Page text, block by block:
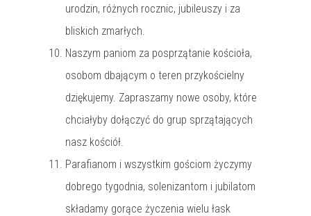
urodzin, różnych rocznic, jubileuszy i za
bliskich zmarłych.
Naszym paniom za posprzątanie kościoła,
osobom dbającym o teren przykościelny
dziękujemy. Zapraszamy nowe osoby, które
chciałyby dołączyć do grup sprzątających
nasz kościół.
Parafianom i wszystkim gościom życzymy
dobrego tygodnia, solenizantom i jubilatom
składamy gorące życzenia wielu łask